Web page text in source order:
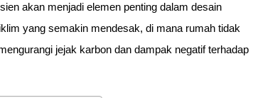
akan menjadi elemen penting dalam desain
yang semakin mendesak, di mana rumah tidak
jejak karbon dan dampak negatif terhadap